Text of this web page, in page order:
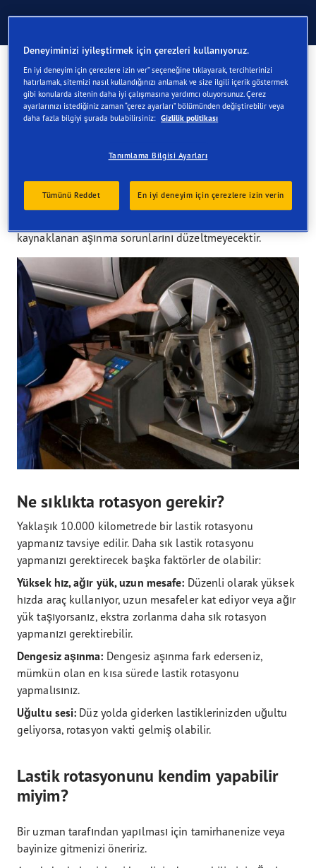
Lastik rotasyonu
Lastik rotasyonu neden gereklidir?
değiştirerek daha dengeli bir şekilde aşınmalarını
sağlayabilir ve sırt ömründen en iyi şekilde
yararlanabilirsiniz.
kaynaklanan aşınma sorunlarını düzeltmeyecektir.
Ne sıklıkta rotasyon gerekir?
Yaklaşık 10.000 kilometrede bir lastik rotasyonu
yapmanız tavsiye edilir. Daha sık lastik rotasyonu
yapmanızı gerektirecek başka faktörler de olabilir:
Yüksek hız, ağır yük, uzun mesafe: Düzenli olarak yüksek
hızda araç kullanıyor, uzun mesafeler kat ediyor veya ağır
yük taşıyorsanız, ekstra zorlanma daha sık rotasyon
yapmanızı gerektirebilir.
Dengesiz aşınma: Dengesiz aşınma fark ederseniz,
mümkün olan en kısa sürede lastik rotasyonu
yapmalısınız.
Uğultu sesi: Düz yolda giderken lastiklerinizden uğultu
geliyorsa, rotasyon vakti gelmiş olabilir.
Lastik rotasyonunu kendim yapabilir
miyim?
Bir uzman tarafından yapılması için tamirhanenize veya
bayinize gitmenizi öneririz.
Deneyiminizi iyileştirmek için çerezleri kullanıyoruz.
En iyi deneyim için çerezlere izin ver” seçeneğine tıklayarak, tercihlerinizi
hatırlamak, sitemizi nasıl kullandığınızı anlamak ve size ilgili içerik göstermek
gibi konularda sitenin daha iyi çalışmasına yardımcı oluyorsunuz. Çerez
ayarlarınızı istediğiniz zaman “çerez ayarları” bölümünden değiştirebilir veya
daha fazla bilgiyi şurada bulabilirsiniz: Gizlilik politikası
Tanımlama Bilgisi Ayarları
Tümünü Reddet En iyi deneyim için çerezlere izin verin